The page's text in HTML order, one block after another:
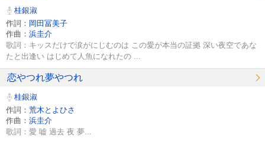
桂銀淑
作詞： 岡田冨美子
作曲： 浜圭介
歌詞：キッスだけで涙がにじむのは この愛が本当の証拠 深い夜空であな
たと出逢い はじめて人魚になれたの ...
恋やつれ夢やつれ
桂銀淑
作詞： 荒木とよひさ
作曲： 浜圭介
歌詞：愛 嘘 過去 夜 夢...